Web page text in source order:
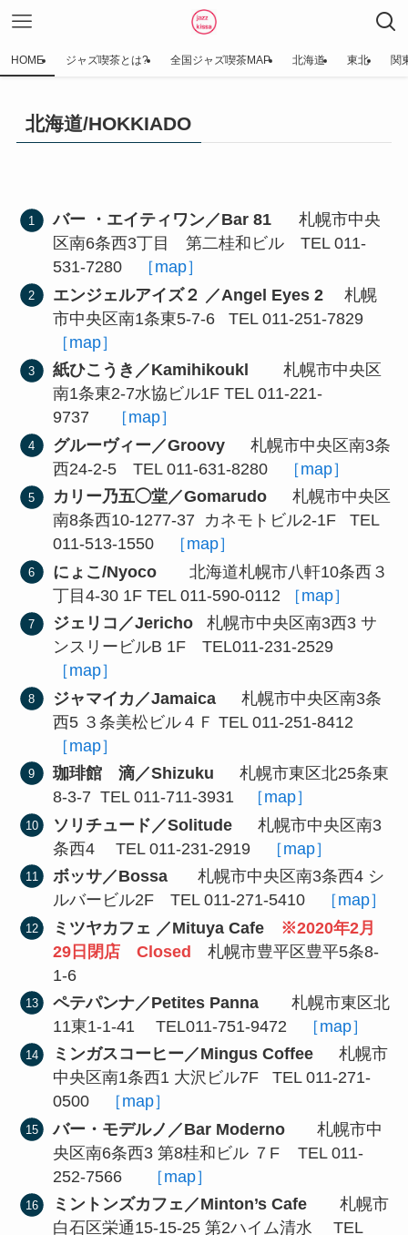
HOME ジャズ喫茶とは? 全国ジャズ喫茶MAP 北海道 東北 関
北海道/HOKKIADO
バー ・エイティワン／Bar 81 札幌市中央
区南6条西3丁目 第二桂和ビル TEL 011-
531-7280
［map］
エンジェルアイズ２ ／Angel Eyes 2
札幌
市中央区南1条東5-7-6 TEL 011-251-7829
［map］
紙ひこうき／Kamihikoukl
札幌市中央区
南1条東2-7水協ビル1F TEL 011-221-
9737
［map］
グルーヴィー／Groovy 札幌市中央区南3条
西24-2-5 TEL 011-631-8280
［map］
カリー乃五◯堂／Gomarudo 札幌市中央区
南8条西10-1277-37 カネモトビル2-1F TEL
011-513-1550
［map］
にょこ/Nyoco
北海道札幌市八軒10条西３
丁目4-30 1F TEL 011-590-0112
［map］
ジェリコ／Jericho
札幌市中央区南3西3 サ
ンスリービルB 1F TEL011-231-2529
［map］
ジャマイカ／Jamaica札幌市中央区南3条
西5 ３条美松ビル４Ｆ TEL 011-251-8412
［map］
珈琲館 滴／Shizuku 札幌市東区北25条東
8-3-7 TEL 011-711-3931
［map］
ソリチュード／Solitude 札幌市中央区南3
条西4 TEL 011-231-2919
［map］
ボッサ／Bossa 札幌市中央区南3条西4 シ
ルバービル2F TEL 011-271-5410
［map］
ミツヤカフェ ／Mituya Cafe ※2020年2月
29日閉店 Closed
札幌市豊平区豊平5条8-
1-6
ペテパンナ／Petites Panna 札幌市東区北
11東1-1-41 TEL011-751-9472
［map］
ミンガスコーヒー／Mingus Coffee 札幌市
中央区南1条西1 大沢ビル7F TEL 011-271-
0500
［map］
バー・モデルノ／Bar Moderno
札幌市中
央区南6条西3 第8桂和ビル ７F TEL 011-
252-7566
［map］
ミントンズカフェ／Minton’s Cafe 札幌市
白石区栄通15-15-25 第2ハイム清水 TEL